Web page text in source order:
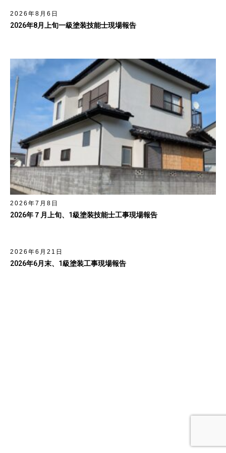
2026年8月上旬一級塗装技能士現場報告
2026年8月6日
2026年７月上旬、1級塗装技能士工事現場報告
2026年7月8日
2026年6月末、1級塗装工事現場報告
2026年6月21日